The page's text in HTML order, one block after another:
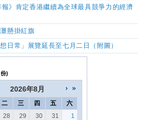
報》肯定香港繼續為全球最具競爭力的經濟
懸掛紅旗
日常」展覽延長至七月二日（附圖）
)
2026年8月
二 三 四 五
六
28 29 30 31 1